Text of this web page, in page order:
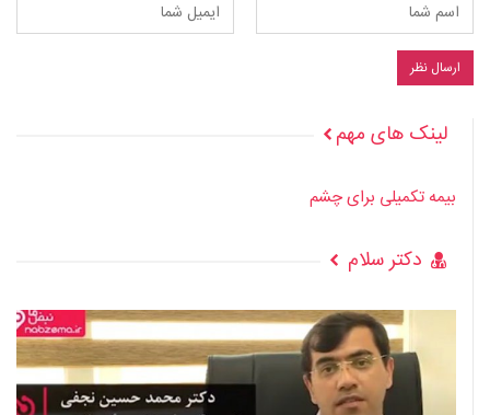
لینک های مهم
بیمه تکمیلی برای چشم
دکتر سلام